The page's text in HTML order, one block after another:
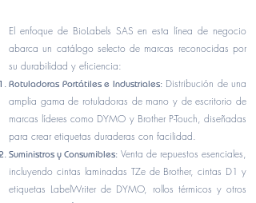
El enfoque de BioLabels SAS en esta línea de negocio
abarca un catálogo selecto de marcas reconocidas por
su durabilidad y eficiencia:
Rotuladoras Portátiles e Industriales:Distribución de una
amplia gama de rotuladoras de mano y de escritorio de
marcas líderes como DYMO y Brother P-Touch, diseñadas
para crear etiquetas duraderas con facilidad.
Suministros y Consumibles: Venta de repuestos esenciales,
incluyendo cintas laminadas TZe de Brother, cintas D1 y
etiquetas LabelWriter de DYMO, rollos térmicos y otros